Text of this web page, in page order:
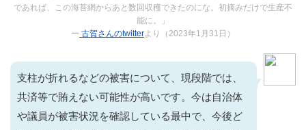
であれば、この海苔網からあと数回収穫できたのにな。初摘みだけで生産不
能に。」
ー 古賀さんのtwitterより（2023年1月31日）
支柱が折れるなどの被害について、現段階では、
共済等で賄えない可能性が高いです。今は自治体
や議員が被害状況を確認している最中で、今後ど